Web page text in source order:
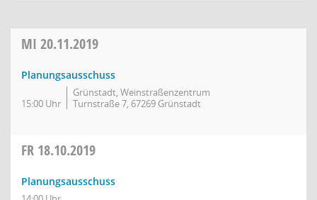
MI 20.11.2019
Planungsausschuss
15:00 Uhr
Grünstadt, Weinstraßenzentrum
Turnstraße 7, 67269 Grünstadt
FR 18.10.2019
Planungsausschuss